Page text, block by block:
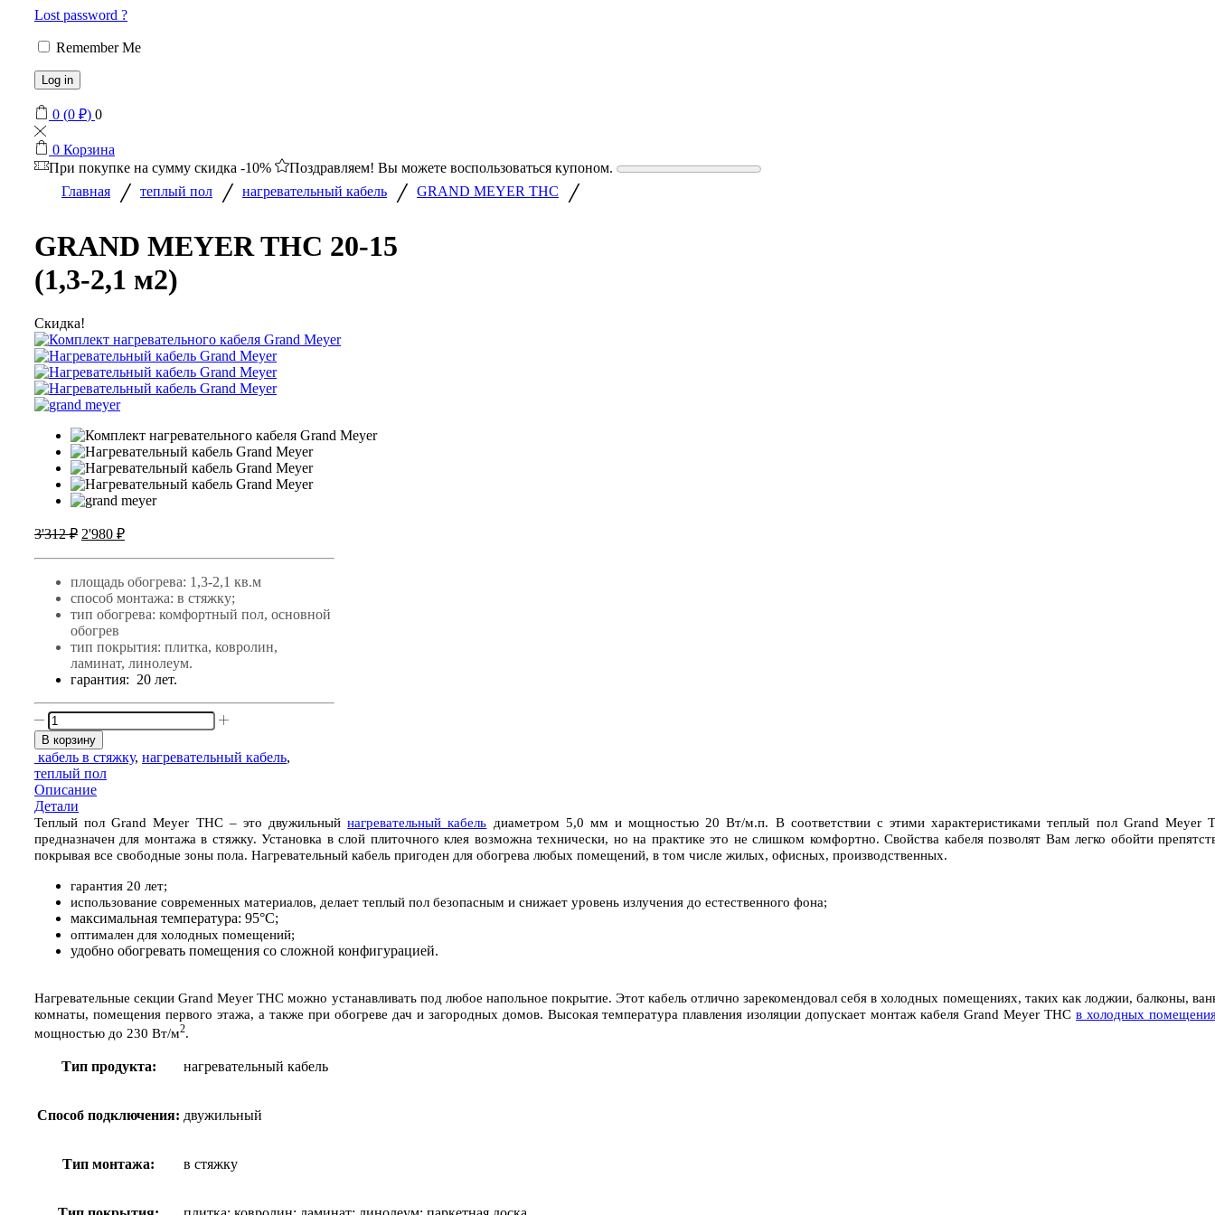
Lost password ?
Remember Me
Log in
0 (0 ₽) 0
0 Корзина
При покупке на сумму скидка -10%
Поздравляем! Вы можете воспользоваться купоном.
Главная / теплый пол / нагревательный кабель / GRAND MEYER THС
/
GRAND MEYER THC 20-15
(1,3-2,1 м2)
Скидка!
3'312₽ Первоначальная
составляла
3'312 ₽.
2'980 ₽Текущая
площадь обогрева: 1,3-2,1 кв.м
способ монтажа: в стяжку;
тип обогрева: комфортный пол, основной
обогрев
тип покрытия: плитка, ковролин,
ламинат, линолеум.
гарантия: 20 лет.
Количество
товара
GRAND
MEYER
THC
20-
15
(1,3-
2,1
м2)
В корзину
кабель в стяжку, нагревательный кабель,
теплый пол
Описание
Детали
Теплый пол Grand Meyer THC – это двужильныйнагревательный кабель диаметром 5,0 мм и мощностью 20 Вт/м.п. В соответствии с этими характеристиками теплый пол Grand Meyer
предназначен для монтажа в стяжку. Установка в слой плиточного клея возможна технически, но на практике это не слишком комфортно. Свойства кабеля позволят Вам легко обойти
покрывая все свободные зоны пола. Нагревательный кабель пригоден для обогрева любых помещений, в том числе жилых, офисных, производственных.
гарантия 20 лет;
использование современных материалов, делает теплый пол безопасным и снижает уровень излучения до естественного фона;
максимальная температура: 95°C;
оптимален для холодных помещений;
удобно обогревать помещения со сложной конфигурацией.
Нагревательные секции Grand Meyer THC можно устанавливать под любое напольное покрытие. Этот кабель отлично зарекомендовал себя в холодных помещениях, таких как лоджии, балконы,
комнаты, помещения первого этажа, а также при обогреве дач и загородных домов. Высокая температура плавления изоляции допускает монтаж кабеля Grand Meyer THCв холодных
мощностью до 230 Вт/м2.
Тип продукта: нагревательный кабель
Способ подключения: двужильный
Тип монтажа: в стяжку